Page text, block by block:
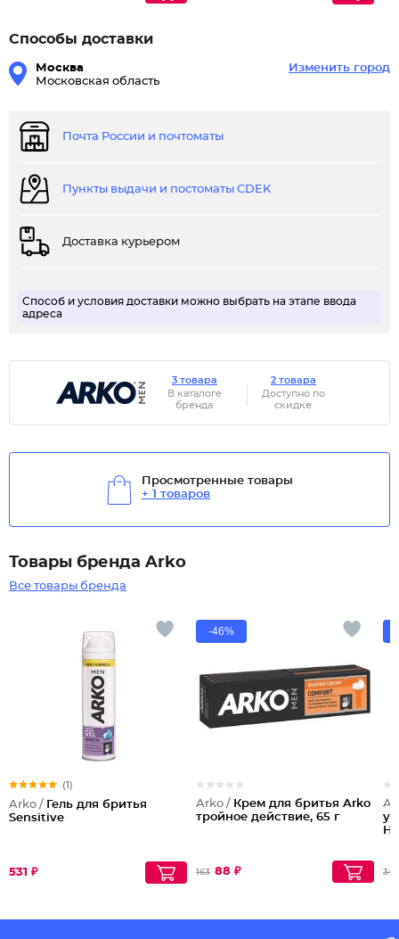
Способы доставки
Москва
Московская область
Изменить город
Почта России и почтоматы
Пункты выдачи и постоматы CDEK
Доставка курьером
Способ и условия доставки можно выбрать на этапе ввода
адреса
3 товара
В каталоге
бренда
2 товара
Доступно по
скидке
Просмотренные товары
+ 1 товаров
Товары бренда Arko
Все товары бренда
(1)
Arko / Гель для бритья
Sensitive
531 ₽
-46%
Arko / Крем для бритья Arko
тройное действие, 65 г
163 88 ₽ 342